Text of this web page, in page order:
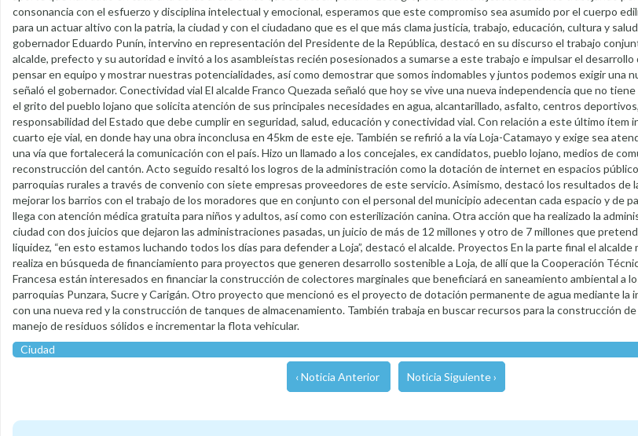
consonancia con el esfuerzo y disciplina intelectual y emocional, esperamos que este compromiso sea asumido por el cuerpo
para un actuar altivo con la patria, la ciudad y con el ciudadano que es el que más clama justicia, trabajo, educación, cultura y
gobernador Eduardo Punín, intervino en representación del Presidente de la República, destacó en su discurso el trabajo
alcalde, prefecto y su autoridad e invitó a los asambleístas recién posesionados a sumarse a este trabajo e impulsar el desarrollo
pensar en equipo y mostrar nuestras potencialidades, así como demostrar que somos indomables y juntos podemos exigir una
señaló el gobernador. Conectividad vial El alcalde Franco Quezada señaló que hoy se vive una nueva independencia que no
el grito del pueblo lojano que solicita atención de sus principales necesidades en agua, alcantarillado, asfalto, centros
responsabilidad del Estado que debe cumplir en seguridad, salud, educación y conectividad vial. Con relación a este último ítem
cuarto eje vial, en donde hay una obra inconclusa en 45km de este eje. También se refirió a la vía Loja-Catamayo y exige sea
una vía que fortalecerá la comunicación con el país. Hizo un llamado a los concejales, ex candidatos, pueblo lojano, medios de
reconstrucción del cantón. Acto seguido resaltó los logros de la administración como la dotación de internet en espacios
parroquias rurales a través de convenio con siete empresas proveedores de este servicio. Asimismo, destacó los resultados de
mejorar los barrios con el trabajo de los moradores que en conjunto con el personal del municipio adecentan cada espacio y de
llega con atención médica gratuita para niños y adultos, así como con esterilización canina. Otra acción que ha realizado la
ciudad con dos juicios que dejaron las administraciones pasadas, un juicio de más de 12 millones y otro de 7 millones que
liquidez, “en esto estamos luchando todos los días para defender a Loja”, destacó el alcalde. Proyectos En la parte final el
realiza en búsqueda de financiamiento para proyectos que generen desarrollo sostenible a Loja, de allí que la Cooperación
Francesa están interesados en financiar la construcción de colectores marginales que beneficiará en saneamiento ambiental a
parroquias Punzara, Sucre y Carigán. Otro proyecto que mencionó es el proyecto de dotación permanente de agua mediante la
con una nueva red y la construcción de tanques de almacenamiento. También trabaja en buscar recursos para la construcción
manejo de residuos sólidos e incrementar la flota vehicular.
Ciudad
‹ Noticia Anterior Noticia Siguiente ›